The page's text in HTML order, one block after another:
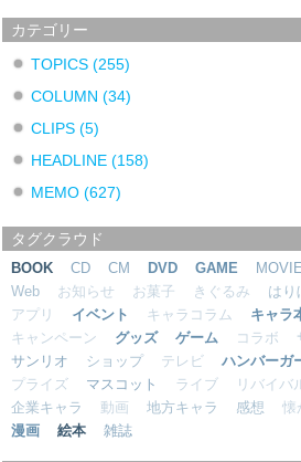
カテゴリー
TOPICS(255)
COLUMN(34)
CLIPS(5)
HEADLINE(158)
MEMO(627)
タグクラウド
BOOK CD CM DVD GAME MOVIE
Web
お知らせ お菓子 きぐるみ はり
アプリ
イベント キャラコラム キャラ
キャンペーン
グッズ ゲーム コラボ
サンリオ
ショップ テレビ ハンバーガ
プライズ
マスコット ライブ リバイバ
企業キャラ
動画 地方キャラ 感想 懐
漫画
絵本 雑誌